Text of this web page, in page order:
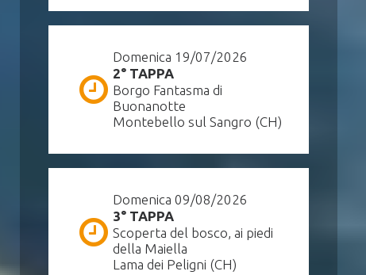
Domenica 19/07/2026
2° TAPPA
Borgo Fantasma di
Buonanotte
Montebello sul Sangro (CH)
Domenica 09/08/2026
3° TAPPA
Scoperta del bosco, ai piedi
della Maiella
Lama dei Peligni (CH)